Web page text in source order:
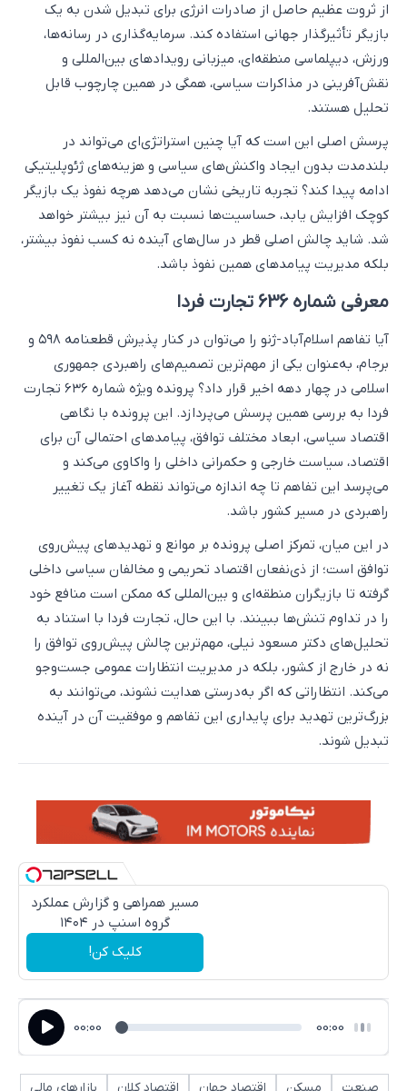
از ثروت عظیم حاصل از صادرات انرژی برای تبدیل شدن به یک
بازیگر تأثیرگذار جهانی استفاده کند. سرمایه‌گذاری در رسانه‌ها،
ورزش، دیپلماسی منطقه‌ای، میزبانی رویدادهای بین‌المللی و
نقش‌آفرینی در مذاکرات سیاسی، همگی در همین چارچوب قابل
تحلیل هستند.
پرسش اصلی این است که آیا چنین استراتژی‌ای می‌تواند در
بلندمدت بدون ایجاد واکنش‌های سیاسی و هزینه‌های ژئوپلیتیکی
ادامه پیدا کند؟ تجربه تاریخی نشان می‌دهد هرچه نفوذ یک بازیگر
کوچک افزایش یابد، حساسیت‌ها نسبت به آن نیز بیشتر خواهد
شد. شاید چالش اصلی قطر در سال‌های آینده نه کسب نفوذ بیشتر،
بلکه مدیریت پیامدهای همین نفوذ باشد.
معرفی شماره 636 تجارت فردا
آیا تفاهم اسلام‌آباد-ژنو را می‌توان در کنار پذیرش قطعنامه ۵۹۸ و
برجام، به‌عنوان یکی از مهم‌ترین تصمیم‌های راهبردی جمهوری
اسلامی در چهار دهه اخیر قرار داد؟ پرونده ویژه شماره ۶۳۶ تجارت
فردا به بررسی همین پرسش می‌پردازد. این پرونده با نگاهی
اقتصاد سیاسی، ابعاد مختلف توافق، پیامدهای احتمالی آن برای
اقتصاد، سیاست خارجی و حکمرانی داخلی را واکاوی می‌کند و
می‌پرسد این تفاهم تا چه اندازه می‌تواند نقطه آغاز یک تغییر
راهبردی در مسیر کشور باشد.
در این میان، تمرکز اصلی پرونده بر موانع و تهدیدهای پیش‌روی
توافق است؛ از ذی‌نفعان اقتصاد تحریمی و مخالفان سیاسی داخلی
گرفته تا بازیگران منطقه‌ای و بین‌المللی که ممکن است منافع خود
را در تداوم تنش‌ها ببینند. با این حال، تجارت فردا با استناد به
تحلیل‌های دکتر مسعود نیلی، مهم‌ترین چالش پیش‌روی توافق را
نه در خارج از کشور، بلکه در مدیریت انتظارات عمومی جست‌وجو
می‌کند. انتظاراتی که اگر به‌درستی هدایت نشوند، می‌توانند به
بزرگ‌ترین تهدید برای پایداری این تفاهم و موفقیت آن در آینده
تبدیل شوند.
مسیر همراهی و گزارش عملکرد
گروه اسنپ در ۱۴۰۴
کلیک کن!
00:00 00:00
صنعت مسکن اقتصاد جهان اقتصاد کلان بازارهای مالی